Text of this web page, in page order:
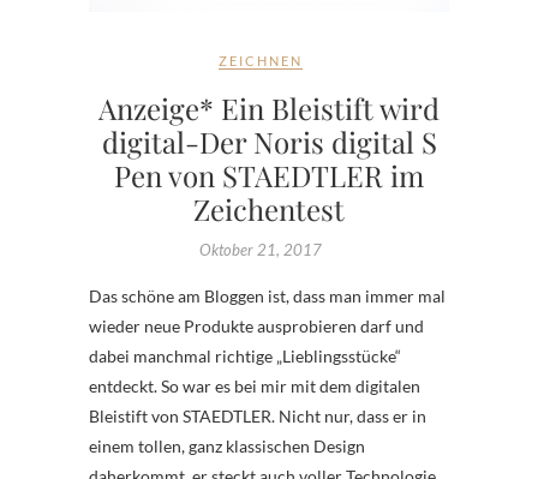
ZEICHNEN
Anzeige* Ein Bleistift wird
digital-Der Noris digital S
Pen von STAEDTLER im
Zeichentest
Oktober 21, 2017
Das schöne am Bloggen ist, dass man immer mal
wieder neue Produkte ausprobieren darf und
dabei manchmal richtige „Lieblingsstücke“
entdeckt. So war es bei mir mit dem digitalen
Bleistift von STAEDTLER. Nicht nur, dass er in
einem tollen, ganz klassischen Design